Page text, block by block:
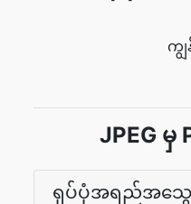
က
JPEG မှ
ရုပ်ပုံအရည်အသွေး